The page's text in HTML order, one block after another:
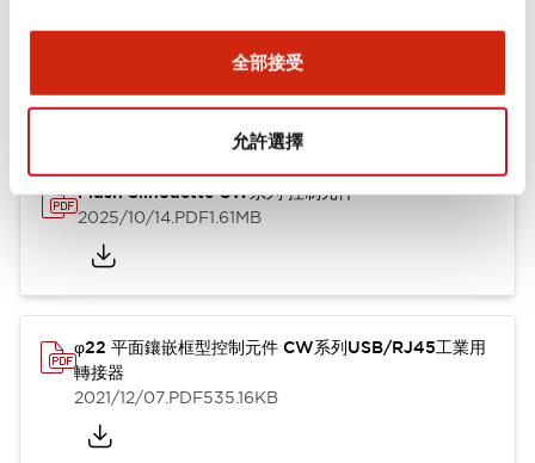
全部接受
允許選擇
型錄和宣傳手冊 CAD檔 認證與標準
Flush Silhouette CW系列 控制元件
2025/10/14.PDF1.61MB
φ22 平面鑲嵌框型控制元件 CW系列USB/RJ45工業用
轉接器
2021/12/07.PDF535.16KB